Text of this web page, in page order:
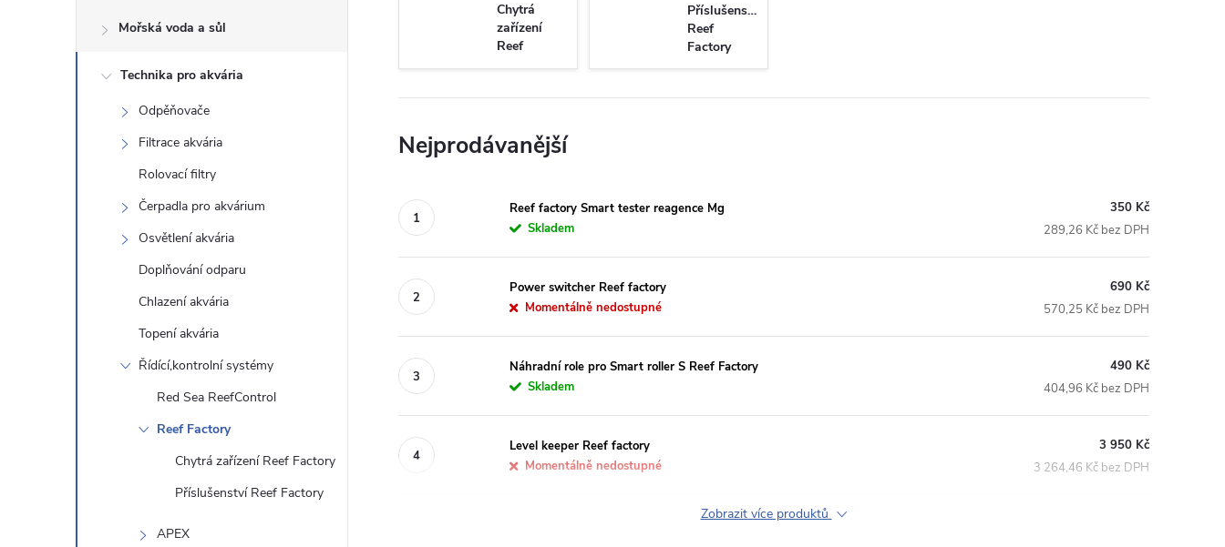
t
Mořská voda a sůl
Technika pro akvária
Odpěňovače
Filtrace akvária
Rolovací filtry
Čerpadla pro akvárium
Osvětlení akvária
Doplňování odparu
Chlazení akvária
Topení akvária
Řídící,kontrolní systémy
Red Sea ReefControl
Reef Factory
Chytrá zařízení Reef Factory
Příslušenství Reef Factory
APEX
Chytrá
zařízení
Reef
Factory
Příslušenství
Reef
Factory
Nejprodávanější
Reef factory Smart tester reagence Mg
Skladem
350 Kč
289,26 Kč bez DPH
Power switcher Reef factory
Momentálně nedostupné
690 Kč
570,25 Kč bez DPH
Náhradní role pro Smart roller S Reef Factory
Skladem
490 Kč
404,96 Kč bez DPH
Level keeper Reef factory
Momentálně nedostupné
3 950 Kč
3 264,46 Kč bez DPH
Zobrazit více produktů